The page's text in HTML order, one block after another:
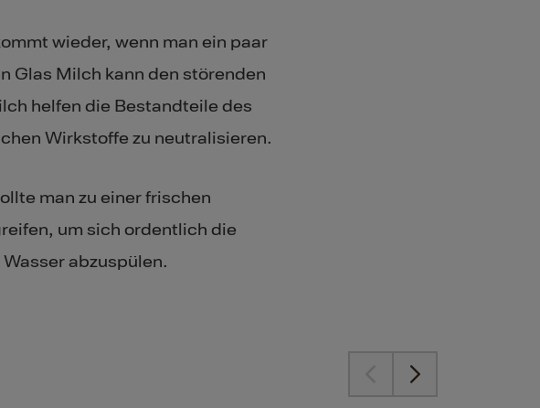
wieder, wenn man ein paar
Glas Milch kann den störenden
helfen die Bestandteile des
Wirkstoffe zu neutralisieren.
man zu einer frischen
um sich ordentlich die
abzuspülen.